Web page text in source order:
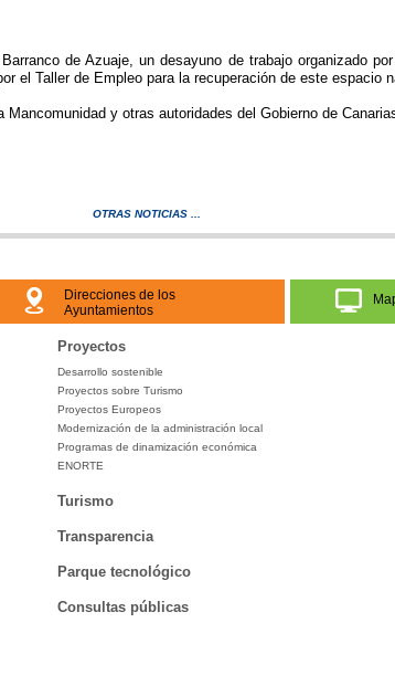
de Azuaje, un desayuno de trabajo organizado
el Taller de Empleo para la recuperación de este espacio
y otras autoridades del Gobierno de
OTRAS NOTICIAS ...
Direcciones de los
Ayuntamientos
Proyectos
Desarrollo sostenible
Proyectos sobre Turismo
Proyectos Europeos
Modernización de la administración local
Programas de dinamización económica
ENORTE
Turismo
Transparencia
Parque tecnológico
Consultas públicas